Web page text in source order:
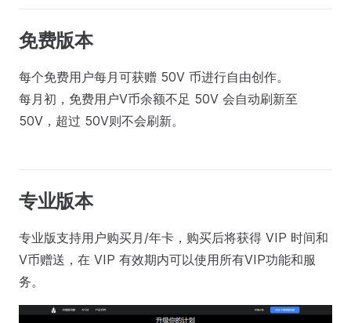
免费版本
每个免费用户每月可获赠 50V 币进行自由创作。
每月初，免费用户V币余额不足 50V 会自动刷新至
50V，超过 50V则不会刷新。
专业版本
专业版支持用户购买月/年卡，购买后将获得 VIP 时间和
V币赠送，在 VIP 有效期内可以使用所有VIP功能和服
务。